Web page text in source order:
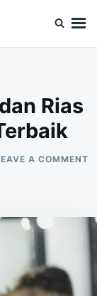
Rias
A COMMENT